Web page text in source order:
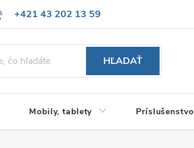
+421 43 202 13 59
HĽADAŤ
Mobily, tablety Príslušenstvo